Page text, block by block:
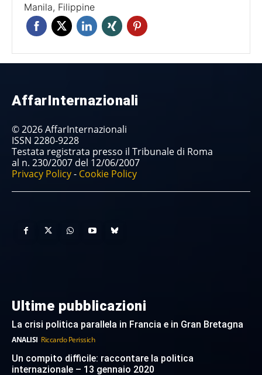
Manila, Filippine
AffarInternazionali
© 2026 AffarInternazionali
ISSN 2280-9228
Testata registrata presso il Tribunale di Roma
al n. 230/2007 del 12/06/2007
Privacy Policy- Cookie Policy
Ultime pubblicazioni
La crisi politica parallela in Francia e in Gran Bretagna
ANALISI Riccardo Perissich
Un compito difficile: raccontare la politica
internazionale – 13 gennaio 2020